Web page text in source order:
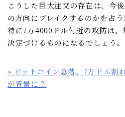
こうした巨大注文の存在は、今
の方向にブレイクするのかを占う
特に7万4000ドル付近の攻防は
決定づけるものになるでしょう。
» ビットコイン急落、7万ドル割
が背景に？